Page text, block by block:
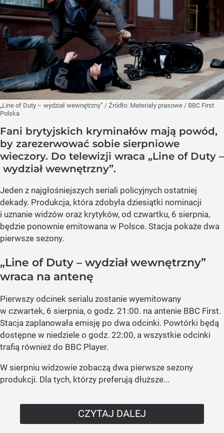
„Line of Duty – wydział wewnętrzny” / Źródło: Materiały prasowe / BBC First
Polska
Fani brytyjskich kryminałów mają powód,
by zarezerwować sobie sierpniowe
wieczory. Do telewizji wraca „Line of Duty –
wydział wewnętrzny”.
Jeden z najgłośniejszych seriali policyjnych ostatniej
dekady. Produkcja, która zdobyła dziesiątki nominacji
i uznanie widzów oraz krytyków, od czwartku, 6 sierpnia,
będzie ponownie emitowana w Polsce. Stacja pokaże dwa
pierwsze sezony.
„Line of Duty – wydział wewnętrzny”
wraca na antenę
Pierwszy odcinek serialu zostanie wyemitowany
w czwartek, 6 sierpnia, o godz. 21:00. na antenie BBC First.
Stacja zaplanowała emisję po dwa odcinki. Powtórki będą
dostępne w niedziele o godz. 22:00, a wszystkie odcinki
trafią również do BBC Player.
W sierpniu widzowie zobaczą dwa pierwsze sezony
produkcji. Dla tych, którzy preferują dłuższe...
CZYTAJ DALEJ